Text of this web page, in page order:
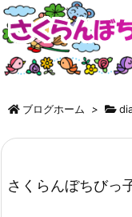
ブログホーム >
さくらんぼちび